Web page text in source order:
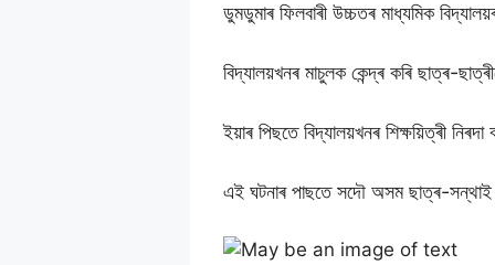
ডুমডুমাৰ ফিলবাৰী উচ্চতৰ মাধ্যমিক
বিদ্যালয়খনৰ মাচুলক কেন্দ্ৰ কৰি ছাত্ৰ-
ইয়াৰ পিছতে বিদ্যালয়খনৰ শিক্ষয়িত্ৰী
এই ঘটনাৰ পাছতে সদৌ অসম ছাত্ৰ-সন্থাই